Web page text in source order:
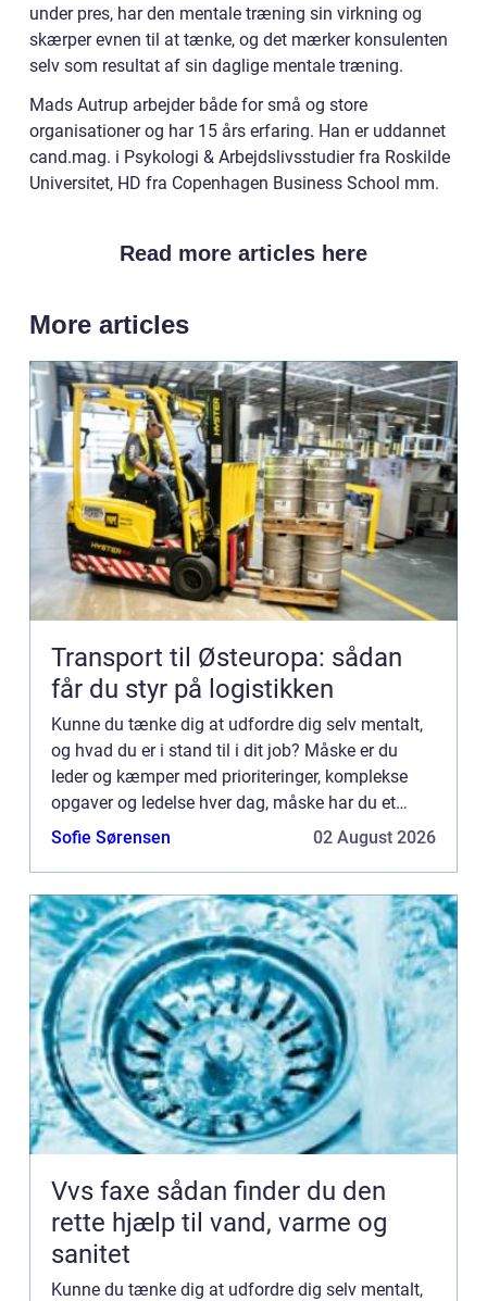
under pres, har den mentale træning sin virkning og
skærper evnen til at tænke, og det mærker konsulenten
selv som resultat af sin daglige mentale træning.
Mads Autrup arbejder både for små og store
organisationer og har 15 års erfaring. Han er uddannet
cand.mag. i Psykologi & Arbejdslivsstudier fra Roskilde
Universitet, HD fra Copenhagen Business School mm.
Read more articles here
More articles
Transport til Østeuropa: sådan
får du styr på logistikken
Kunne du tænke dig at udfordre dig selv mentalt,
og hvad du er i stand til i dit job? Måske er du
leder og kæmper med prioriteringer, komplekse
opgaver og ledelse hver dag, måske har du et
krævende job, eller du ønsker at blive dygtigere og
Sofie Sørensen 02 August 2026
Vvs faxe sådan finder du den
rette hjælp til vand, varme og
sanitet
Kunne du tænke dig at udfordre dig selv mentalt,